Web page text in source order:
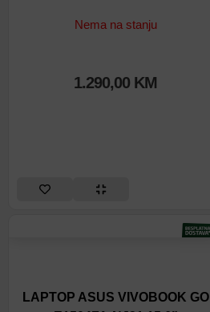
Nema na stanju
1.290,00 KM
LAPTOP ASUS VIVOBOOK GO